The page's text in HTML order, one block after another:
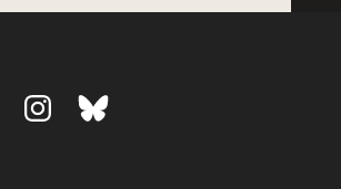
InstagramBluesky